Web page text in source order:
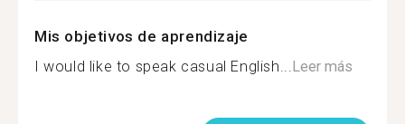
Mis objetivos de aprendizaje
I would like to speak casual English... Leer más